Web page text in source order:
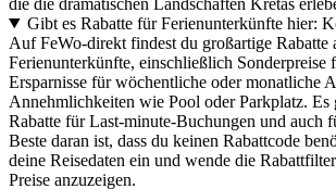
Gibt es Rabatte für Ferienunterkünfte hier:
Auf FeWo-direkt findest du großartige Rabatte
Ferienunterkünfte, einschließlich Sonderpreise
Ersparnisse für wöchentliche oder monatliche
Annehmlichkeiten wie Pool oder Parkplatz. Es
Rabatte für Last-minute-Buchungen und auch
Beste daran ist, dass du keinen Rabattcode
deine Reisedaten ein und wende die
Preise anzuzeigen.